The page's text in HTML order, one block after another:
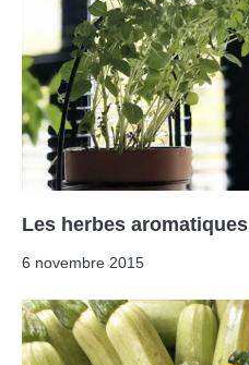
Les herbes aromatiques
6 novembre 2015